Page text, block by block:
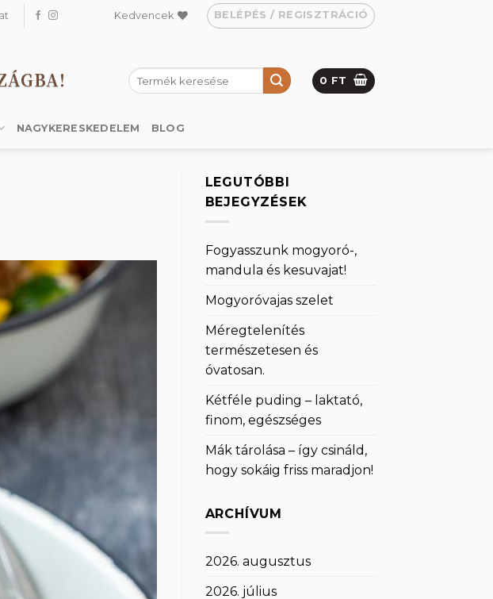
Kedvencek BELÉPÉS / REGISZTRÁCIÓ
Keresés
a
0 FT
NAGYKERESKEDELEM BLOG
LEGUTÓBBI
BEJEGYZÉSEK
Fogyasszunk mogyoró-,
mandula és kesuvajat!
Mogyoróvajas szelet
Méregtelenítés
természetesen és
óvatosan.
Kétféle puding – laktató,
finom, egészséges
Mák tárolása – így csináld,
hogy sokáig friss maradjon!
ARCHÍVUM
2026. augusztus
2026. július